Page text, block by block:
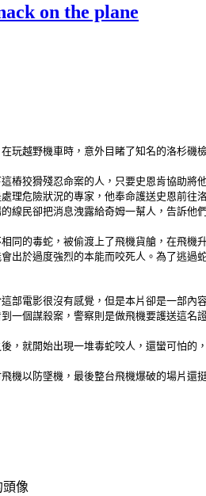
on the plane
玩越野機車時，意外目睹了知名的洛杉
樁狡猾殘忍命案的人，只要史恩肯協助
理危險狀況的專家，他奉命護送史恩前
線民卻把消息洩露給奇姆一幫人，告訴
同的毒蛇，被偷渡上了飛機貨艙，在飛
出於過度強烈的本能而咬死人。為了逃
部電影很沒有感覺，但是本片卻是一部內
一個謀殺案，警察則是做飛機要護送這
，就開始出現一堆毒蛇咬人，還蠻可怕
機以防墜機，最後整台飛機爆破的場片